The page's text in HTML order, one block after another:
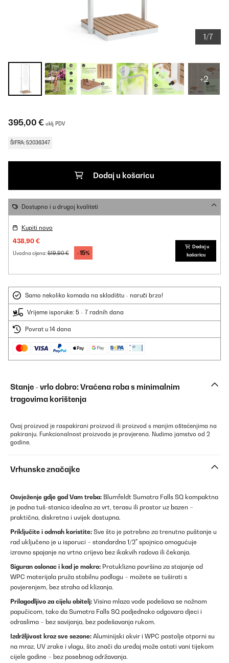
1/7
+2
395,00 € uklj. PDV
ŠIFRA: 52036347
Dodaj u košaricu
Dostupno i u drugoj kvaliteti
Kupiti novo
438,90 €
Uvodna cijena:519,90 € -15%
Dodaj u
košaricu
Samo nekoliko komada na skladištu - naruči brzo!
Vrijeme isporuke: 5 - 7 radnih dana
Povrat u 14 dana
Stanje - vrlo dobro: Vraćena roba s minimalnim
tragovima korištenja
Ovaj proizvod je raspakirani proizvod ili proizvod s manjim oštećenjima na
pakiranju. Funkcionalnost proizvoda je provjerena. Nudimo jamstvo od 2
godine.
Vrhunske značajke
Osvježenje gdje god Vam treba: Blumfeldt Sumatra Falls SQ kompaktna
je podna tuš-stanica idealna za vrt, terasu ili prostor uz bazen –
praktična, diskretna i uvijek dostupna.
Priključite i odmah koristite: Sve što je potrebno za trenutno puštanje u
rad uključeno je u isporuci – standardna 1/2" spojnica omogućuje
izravno spajanje na vrtno crijevo bez ikakvih radova ili čekanja.
Siguran oslonac i kad je mokro: Protuklizna površina za stajanje od
WPC materijala pruža stabilnu podlogu – možete se tuširati s
povjerenjem, bez straha od klizanja.
Prilagodljivo za cijelu obitelj: Visina mlaza vode podešava se nožnom
papučicom, tako da Sumatra Falls SQ podjednako odgovara djeci i
odraslima – bez savijanja, bez podešavanja rukom.
Izdržljivost kroz sve sezone: Aluminijski okvir i WPC postolje otporni su
na mraz, UV zrake i vlagu, što znači da uređaj može ostati vani tijekom
cijele godine – bez posebnog održavanja.